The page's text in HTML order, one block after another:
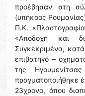
προέβησαν στη
(υπήκοος
Π.Κ.
«Αποδοχή και
Συγκεκριμένα,
επιβατηγό –
της
πραγματοποιήθηκε
23χρονο, όπου